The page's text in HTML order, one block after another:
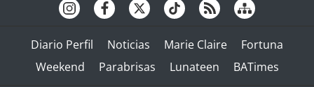
Diario Perfil Noticias Marie Claire
Fortuna
Weekend
Parabrisas Lunateen BATimes